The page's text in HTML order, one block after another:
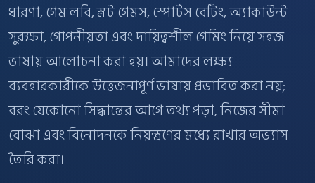
ধারণা, গেম লবি, স্লট গেমস, স্পোর্টস বেটিং, অ্যাকাউন্ট
সুরক্ষা, গোপনীয়তা এবং দায়িত্বশীল গেমিং নিয়ে সহজ
ভাষায় আলোচনা করা হয়। আমাদের লক্ষ্য
ব্যবহারকারীকে উত্তেজনাপূর্ণ ভাষায় প্রভাবিত করা নয়;
বরং যেকোনো সিদ্ধান্তের আগে তথ্য পড়া, নিজের সীমা
বোঝা এবং বিনোদনকে নিয়ন্ত্রণের মধ্যে রাখার অভ্যাস
তৈরি করা।